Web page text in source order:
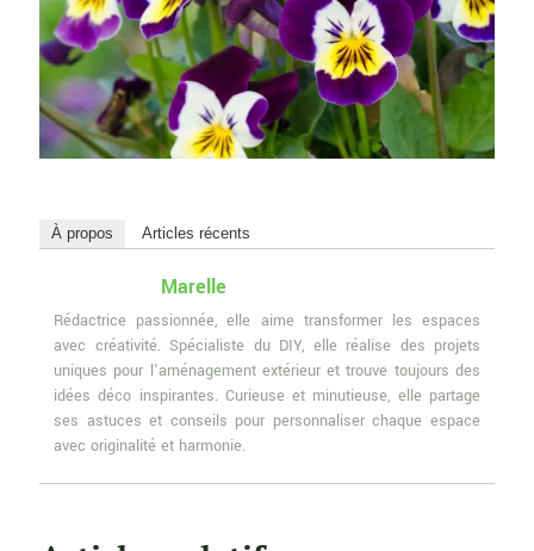
À propos Articles récents
Marelle
Rédactrice passionnée, elle aime transformer les espaces
avec créativité. Spécialiste du DIY, elle réalise des projets
uniques pour l'aménagement extérieur et trouve toujours des
idées déco inspirantes. Curieuse et minutieuse, elle partage
ses astuces et conseils pour personnaliser chaque espace
avec originalité et harmonie.